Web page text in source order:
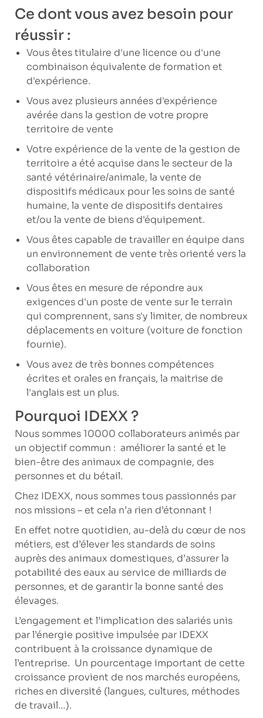
Ce dont vous avez besoin pour
réussir :
Vous êtes titulaire d'une licence ou d'une
combinaison équivalente de formation et
d'expérience.
Vous avez plusieurs années d'expérience
avérée dans la gestion de votre propre
territoire de vente
Votre expérience de la vente de la gestion de
territoire a été acquise dans le secteur de la
santé vétérinaire/animale, la vente de
dispositifs médicaux pour les soins de santé
humaine, la vente de dispositifs dentaires
et/ou la vente de biens d'équipement.
Vous êtes capable de travailler en équipe dans
un environnement de vente très orienté vers la
collaboration
Vous êtes en mesure de répondre aux
exigences d'un poste de vente sur le terrain
qui comprennent, sans s'y limiter, de nombreux
déplacements en voiture (voiture de fonction
fournie).
Vous avez de très bonnes compétences
écrites et orales en français, la maitrise de
l'anglais est un plus.
Pourquoi IDEXX ?
Nous sommes 10000 collaborateurs animés par
un objectif commun : améliorer la santé et le
bien-être des animaux de compagnie, des
personnes et du bétail.
Chez IDEXX, nous sommes tous passionnés par
nos missions – et cela n’a rien d’étonnant !
En effet notre quotidien, au-delà du cœur de nos
métiers, est d’élever les standards de soins
auprès des animaux domestiques, d’assurer la
potabilité des eaux au service de milliards de
personnes, et de garantir la bonne santé des
élevages.
L’engagement et l’implication des salariés unis
par l’énergie positive impulsée par IDEXX
contribuent à la croissance dynamique de
l’entreprise. Un pourcentage important de cette
croissance provient de nos marchés européens,
riches en diversité (langues, cultures, méthodes
de travail…).